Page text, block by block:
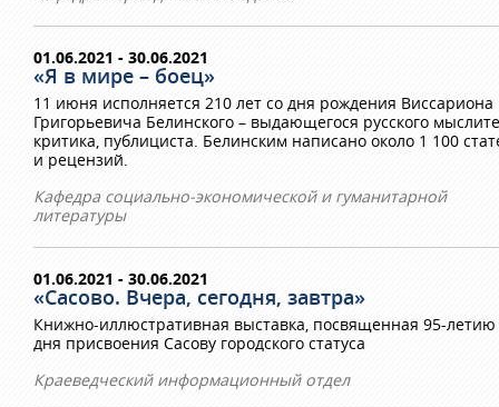
01.06.2021 - 30.06.2021
«Я в мире – боец»
11 июня исполняется 210 лет со дня рождения Виссариона
Григорьевича Белинского – выдающегося русского
критика, публициста. Белинским написано около 1 100
и рецензий.
Кафедра социально-экономической и гуманитарной
литературы
01.06.2021 - 30.06.2021
«Сасово. Вчера, сегодня, завтра»
Книжно-иллюстративная выставка, посвященная 95-летию
дня присвоения Сасову городского статуса
Краеведческий информационный отдел